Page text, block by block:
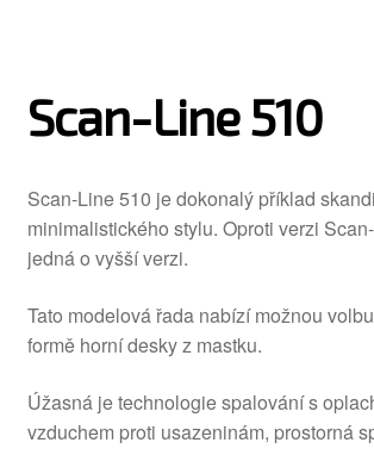
Scan-Line 510
Scan-Line 510 je dokonalý příklad
minimalistického stylu. Oproti verzi
jedná o vyšší verzi.
Tato modelová řada nabízí možnou
formě horní desky z mastku.
Úžasná je technologie spalování s
vzduchem proti usazeninám, prostorná